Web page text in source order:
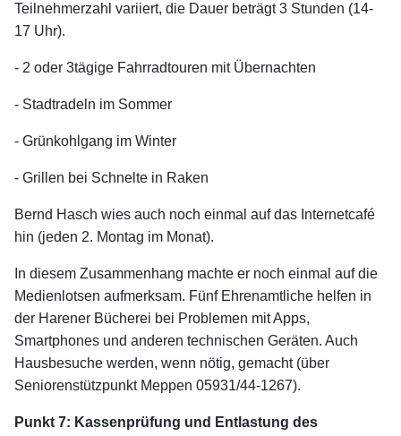
Teilnehmerzahl variiert, die Dauer beträgt 3 Stunden (14-
17 Uhr).
- 2 oder 3tägige Fahrradtouren mit Übernachten
- Stadtradeln im Sommer
- Grünkohlgang im Winter
- Grillen bei Schnelte in Raken
Bernd Hasch wies auch noch einmal auf das Internetcafé
hin (jeden 2. Montag im Monat).
In diesem Zusammenhang machte er noch einmal auf die
Medienlotsen aufmerksam. Fünf Ehrenamtliche helfen in
der Harener Bücherei bei Problemen mit Apps,
Smartphones und anderen technischen Geräten. Auch
Hausbesuche werden, wenn nötig, gemacht (über
Seniorenstützpunkt Meppen 05931/44-1267).
Punkt 7: Kassenprüfung und Entlastung des